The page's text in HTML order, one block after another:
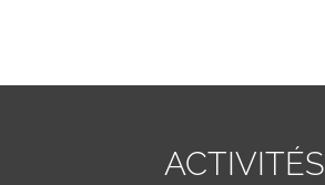
ACTIVITÉS